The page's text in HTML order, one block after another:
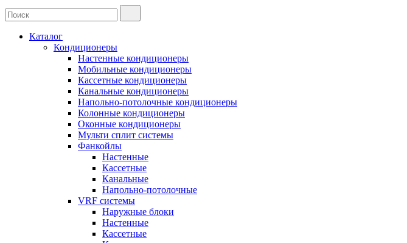
Каталог
Кондиционеры
Настенные кондиционеры
Мобильные кондиционеры
Кассетные кондиционеры
Канальные кондиционеры
Напольно-потолочные кондиционеры
Колонные кондиционеры
Оконные кондиционеры
Мульти сплит системы
Фанкойлы
Настенные
Кассетные
Канальные
Напольно-потолочные
VRF системы
Наружные блоки
Настенные
Кассетные